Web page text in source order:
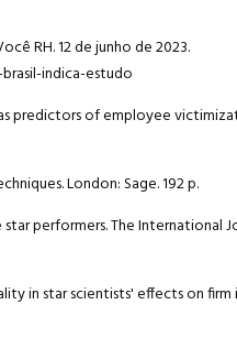
RH. 12 de junho de 2023.
indica-estudo
as predictors of employee
London: Sage. 192 p.
star performers. The International
in star scientists' effects on